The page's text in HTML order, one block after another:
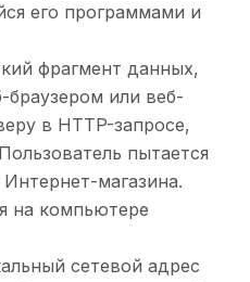
его программами и
фрагмент данных,
или веб-
в HTTP-запросе,
пытается
магазина.
на компьютере
сетевой адрес